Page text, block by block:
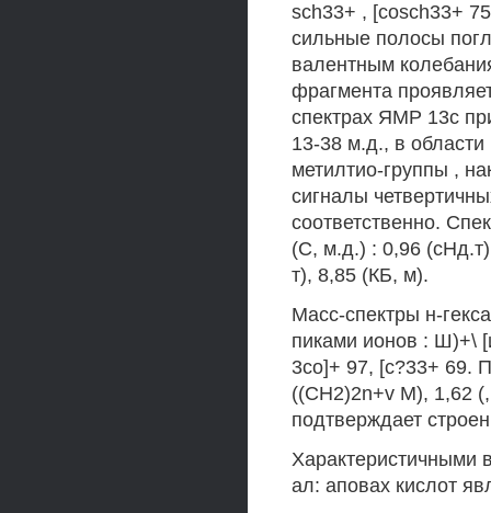
sch33+ , [cosch33+
сильные полосы
валентным
фрагмента
спектрах ЯМР 13с
13-38 м.д., в
метилтио-группы ,
сигналы
соответственно.
(С, м.д.) : 0,96
т), 8,85 (КБ, м).
Масс-спектры н-
пиками ионов : Ш)+\
3со]+ 97, [с?33+ 69.
((CH2)2n+v М), 1,62
подтверждает
Характеристичными
ал: аповах кислот